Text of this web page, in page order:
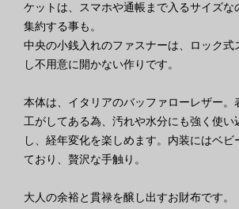
ケットは、スマホや通帳まで入るサイズな
集約する事も。
中央の小銭入れのファスナーは、ロック式
し不用意に開かない作りです。
本体は、イタリアのバッファローレザー。
工がしてある為、汚れや水分にも強く使い
し、経年変化を楽しめます。内装にはベビ
ており、贅沢な手触り。
大人の余裕と貫禄を醸し出すお財布です。